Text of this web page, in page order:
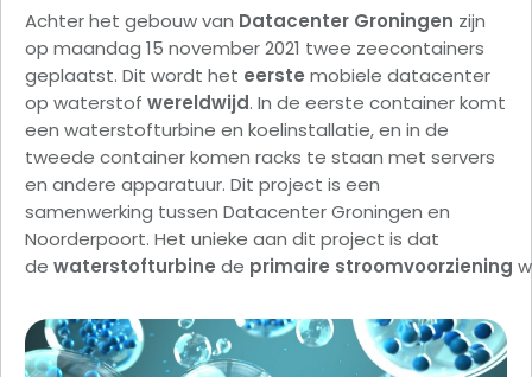
Achter het gebouw van Datacenter Groningen zijn
op maandag 15 november 2021 twee zeecontainers
geplaatst. Dit wordt het eerste mobiele datacenter
op waterstof wereldwijd. In de eerste container komt
een waterstofturbine en koelinstallatie, en in de
tweede container komen racks te staan met servers
en andere apparatuur. Dit project is een
samenwerking tussen Datacenter Groningen en
Noorderpoort. Het unieke aan dit project is dat
de waterstofturbine de primaire stroomvoorziening